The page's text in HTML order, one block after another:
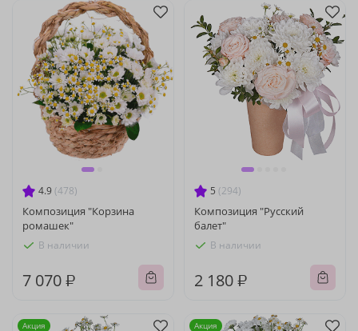
4.9 (478)
Композиция "Корзина
ромашек"
В наличии
7 070 ₽
5 (294)
Композиция "Русский
балет"
В наличии
2 180 ₽
Акция Акция